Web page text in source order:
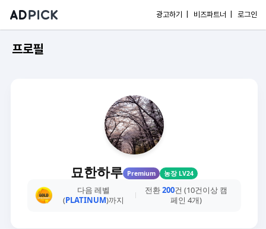
광고하기 | 비즈파트너 | 로그인
프로필
묘한하루 Premium 농장 LV24
다음 레벨
(PLATINUM)까지
전환200건 (10건이상 캠
페인 4개)